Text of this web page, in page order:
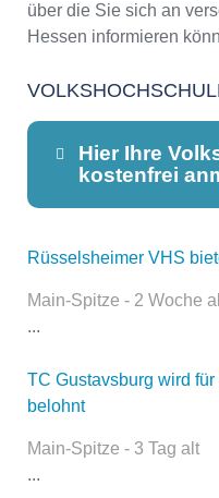
über die Sie sich an
Hessen informieren
Hier Ihre
kostenfrei
Dieser Teil
Rüsselsheimer VHS
Main-Spitze - 2 Woche
...
TC Gustavsburg wird
belohnt
Main-Spitze - 3 Tag alt
...